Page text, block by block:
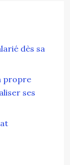
dès sa
propre
ses